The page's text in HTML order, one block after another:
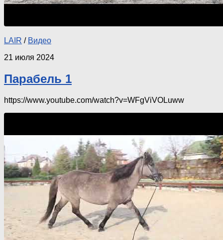
LAIR / Видео
21 июля 2024
Парабель 1
https://www.youtube.com/watch?v=WFgViVOLuww